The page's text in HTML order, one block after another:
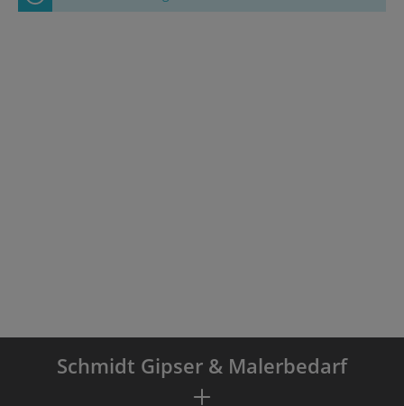
Schmidt Gipser & Malerbedarf